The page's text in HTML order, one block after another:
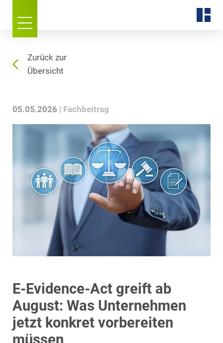
Zurück zur
Übersicht
05.05.2026 Fachbeitrag
E‑Evidence-Act greift ab
August: Was Unternehmen
jetzt konkret vorbereiten
müssen